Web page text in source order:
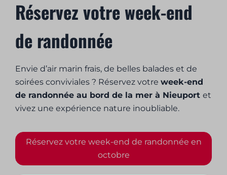
Réservez votre week-end
de randonnée
Envie d’air marin frais, de belles balades et de
soirées conviviales ? Réservez votreweek-end
de randonnée au bord de la mer à Nieuportet
vivez une expérience nature inoubliable.
Réservez votre week-end de randonnée en
octobre